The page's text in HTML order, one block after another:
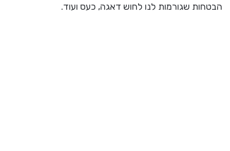
הבטחות שגורמות לנו לחוש דאגה, כעס ועוד.